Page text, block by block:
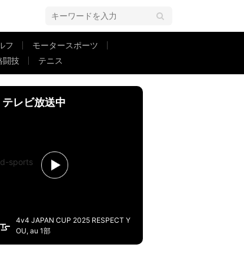
フ
モータースポーツ
闘技 テニス
ッソ！「すごい体幹」「月間ベストゴール」福田翔生が再び“鹿島
テレビ放送中
4v4 JAPAN CUP 2025 RESPECT Y
OU, au 1部